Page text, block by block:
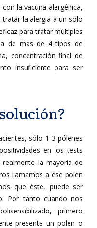
la vacuna alergénica,
tratar la alergia a un sólo
para tratar múltiples
de mas de 4 tipos de
concentración final de
insuficiente para ser
sólo 1-3 pólenes
en los tests
la mayoría de
llamamos a ese polen
que éste, puede ser
Por tanto cuando nos
primero
presenta un polen o